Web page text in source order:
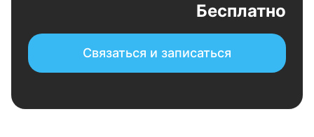
Бесплатно
Связаться и записаться